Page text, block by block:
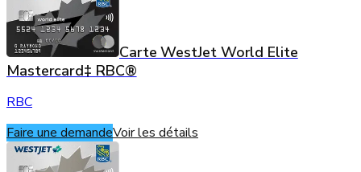
Carte WestJet World Elite
Mastercard‡ RBC®
RBC
Faire une demandeVoir les détails